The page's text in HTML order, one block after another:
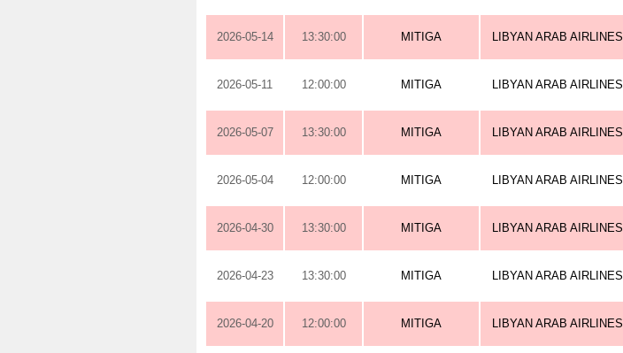
2026-05-14 13:30:00 MITIGA LIBYAN ARAB AIRLINES
2026-05-11 12:00:00 MITIGA LIBYAN ARAB AIRLINES
2026-05-07 13:30:00 MITIGA LIBYAN ARAB AIRLINES
2026-05-04 12:00:00 MITIGA LIBYAN ARAB AIRLINES
2026-04-30 13:30:00 MITIGA LIBYAN ARAB AIRLINES
2026-04-23 13:30:00 MITIGA LIBYAN ARAB AIRLINES
2026-04-20 12:00:00 MITIGA LIBYAN ARAB AIRLINES